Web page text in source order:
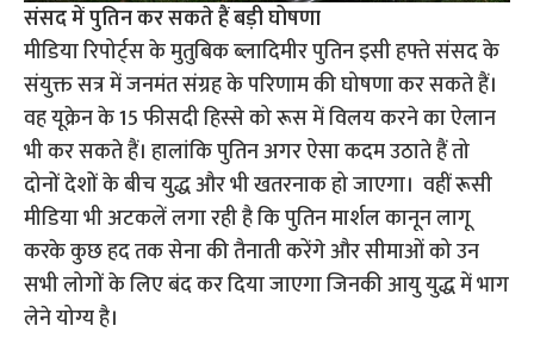
संसद में पुतिन कर सकते हैं बड़ी घोषणा
मीडिया रिपोर्ट्स के मुतुबिक ब्लादिमीर पुतिन इसी हफ्ते संसद के
संयुक्त सत्र में जनमंत संग्रह के परिणाम की घोषणा कर सकते हैं।
वह यूक्रेन के 15 फीसदी हिस्से को रूस में विलय करने का ऐलान
भी कर सकते हैं। हालांकि पुतिन अगर ऐसा कदम उठाते हैं तो
दोनों देशों के बीच युद्ध और भी खतरनाक हो जाएगा। वहीं रूसी
मीडिया भी अटकलें लगा रही है कि पुतिन मार्शल कानून लागू
करके कुछ हद तक सेना की तैनाती करेंगे और सीमाओं को उन
सभी लोगों के लिए बंद कर दिया जाएगा जिनकी आयु युद्ध में भाग
लेने योग्य है।